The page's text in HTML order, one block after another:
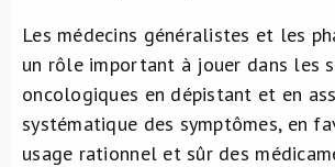
Les médecins généralistes et les
un rôle important à jouer dans les
oncologiques en dépistant et en
systématique des symptômes, en
usage rationnel et sûr des